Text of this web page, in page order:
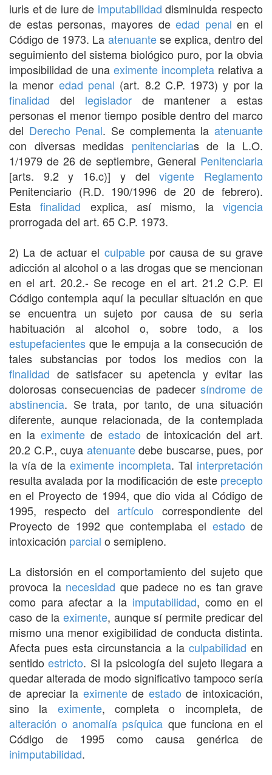
iuris et de iure de imputabilidad disminuida respecto
de estas personas, mayores deedad penal en el
Código de 1973. La atenuantese explica, dentro del
seguimiento del sistema biológico puro, por la obvia
imposibilidad de una eximente incompleta relativa a
la menor edad penal (art. 8.2 C.P. 1973) y por la
finalidad del legisladorde mantener a estas
personas el menor tiempo posible dentro del marco
del Derecho Penal. Se complementa laatenuante
con diversas medidas penitenciarias de la L.O.
1/1979 de 26 de septiembre, General Penitenciaria
[arts. 9.2 y 16.c)] y delvigente
Reglamento
Penitenciario (R.D. 190/1996 de 20 de febrero).
Estafinalidad explica, así mismo, lavigencia
prorrogada del art. 65 C.P. 1973.
2) La de actuar el culpablepor causa de su grave
adicción al alcohol o a las drogas que se mencionan
en el art. 20.2.- Se recoge en el art. 21.2 C.P. El
Código contempla aquí la peculiar situación en que
se encuentra un sujeto por causa de su seria
habituación al alcohol o, sobre todo, a los
estupefacientes que le empuja a la consecución de
tales substancias por todos los medios con la
finalidad de satisfacer su apetencia y evitar las
dolorosas consecuencias de padecer síndrome de
abstinencia. Se trata, por tanto, de una situación
diferente, aunque relacionada, de la contemplada
en la eximente de estado de intoxicación del art.
20.2 C.P., cuya atenuantedebe buscarse, pues, por
la vía de la eximente incompleta. Tal interpretación
resulta avalada por la modificación de este precepto
en el Proyecto de 1994, que dio vida al Código de
1995, respecto delartículo correspondiente del
Proyecto de 1992 que contemplaba el estado de
intoxicación parcial o semipleno.
La distorsión en el comportamiento del sujeto que
provoca la necesidad que padece no es tan grave
como para afectar a la imputabilidad, como en el
caso de la eximente, aunque sí permite predicar del
mismo una menor exigibilidad de conducta distinta.
Afecta pues esta circunstancia a la culpabilidad en
sentidoestricto. Si la psicología del sujeto llegara a
quedar alterada de modo significativo tampoco sería
de apreciar la eximentede estado de intoxicación,
sino la eximente, completa o incompleta, de
alteración o anomalía psíquica que funciona en el
Código de 1995 como causa genérica de
inimputabilidad.